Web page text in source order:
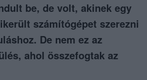
be, de volt, akinek egy
számítógépet szerezni
De nem ez az
ahol összefogtak az